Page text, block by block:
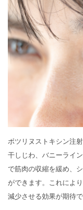
ボツリヌストキシン注
干しじわ、バニーライ
で筋肉の収縮を緩め、
ができます。これによ
減少させる効果が期待で